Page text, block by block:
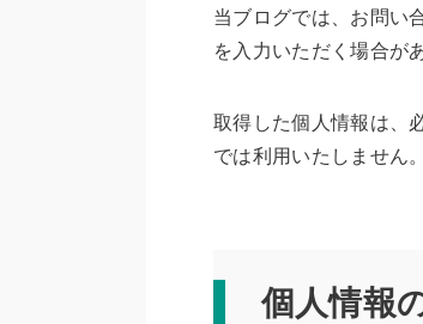
当ブログでは、お問い
を入力いただく場合が
取得した個人情報は、
では利用いたしません。
個人情報